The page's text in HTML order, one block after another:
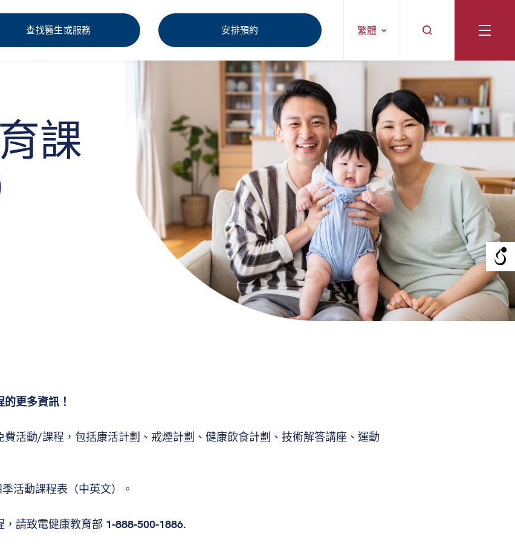
查找醫生或服務 安排預約 繁體
課
更多資訊！
活動/課程，包括康活計劃、戒煙計劃、健康飲食計劃、技術解答講座、運動
活動課程表（中英文）。
請致電健康教育部 1-888-500-1886.